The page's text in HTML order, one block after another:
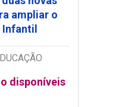
ampliar o
disponíveis